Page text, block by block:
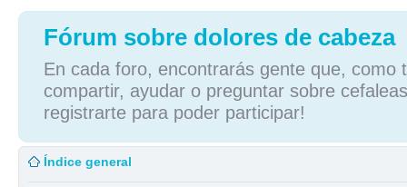
Fórum sobre dolores de cabeza
En cada foro, encontrarás gente que, como
compartir, ayudar o preguntar sobre
registrarte para poder participar!
Índice general